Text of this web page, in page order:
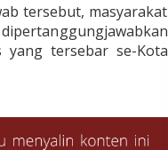
tersebut, masyarakat
yang tersebar se-Kota